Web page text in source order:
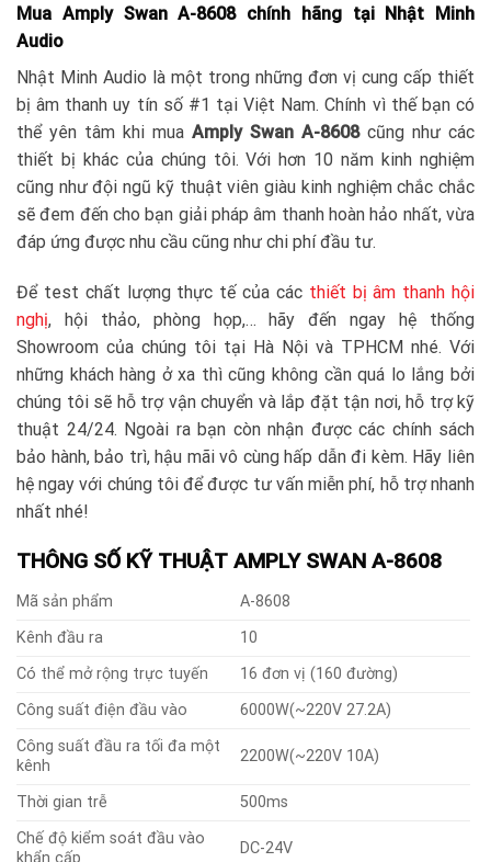
Mua Amply Swan A-8608 chính hãng tại Nhật Minh
Audio
Nhật Minh Audio là một trong những đơn vị cung cấp thiết
bị âm thanh uy tín số #1 tại Việt Nam. Chính vì thế bạn có
thể yên tâm khi mua Amply Swan A-8608cũng như các
thiết bị khác của chúng tôi. Với hơn 10 năm kinh nghiệm
cũng như đội ngũ kỹ thuật viên giàu kinh nghiệm chắc chắc
sẽ đem đến cho bạn giải pháp âm thanh hoàn hảo nhất, vừa
đáp ứng được nhu cầu cũng như chi phí đầu tư.
Để test chất lượng thực tế của các thiết bị âm thanh hội
nghị, hội thảo, phòng họp,… hãy đến ngay hệ thống
Showroom của chúng tôi tại Hà Nội và TPHCM nhé. Với
những khách hàng ở xa thì cũng không cần quá lo lắng bởi
chúng tôi sẽ hỗ trợ vận chuyển và lắp đặt tận nơi, hỗ trợ kỹ
thuật 24/24. Ngoài ra bạn còn nhận được các chính sách
bảo hành, bảo trì, hậu mãi vô cùng hấp dẫn đi kèm. Hãy liên
hệ ngay với chúng tôi để được tư vấn miễn phí, hỗ trợ nhanh
nhất nhé!
THÔNG SỐ KỸ THUẬT AMPLY SWAN A-8608
Mã sản phẩm
A-8608
Kênh đầu ra
10
Có thể mở rộng trực tuyến
16 đơn vị (160 đường)
Công suất điện đầu vào
6000W(~220V 27.2A)
Công suất đầu ra tối đa một
kênh
2200W(~220V 10A)
Thời gian trễ
500ms
Chế độ kiểm soát đầu vào
DC-24V